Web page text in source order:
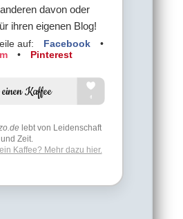
davon oder
ihren eigenen Blog!
auf: Facebook
•
• Pinterest
lebt von Leidenschaft
und Zeit.
Kaffee? Mehr dazu hier.